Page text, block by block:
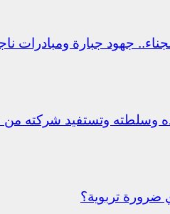
جهود جبارة ومبادرات
وسلطته وتستفيد شركته من
ضرورة تربوية؟